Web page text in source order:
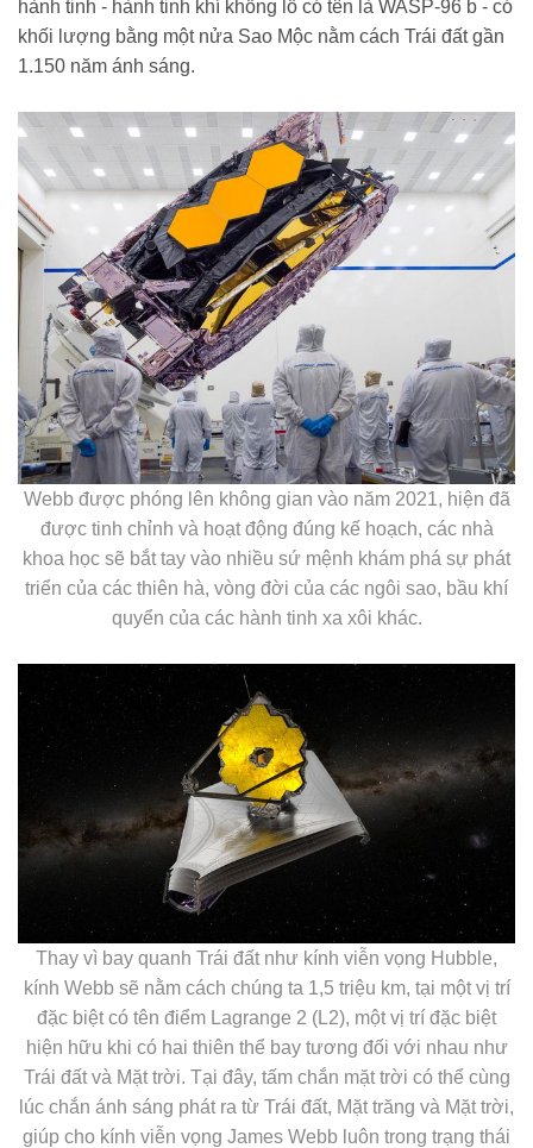
hành tinh - hành tinh khí khổng lồ có tên là WASP-96 b - có
khối lượng bằng một nửa Sao Mộc nằm cách Trái đất gần
1.150 năm ánh sáng.
Webb được phóng lên không gian vào năm 2021, hiện đã
được tinh chỉnh và hoạt động đúng kế hoạch, các nhà
khoa học sẽ bắt tay vào nhiều sứ mệnh khám phá sự phát
triển của các thiên hà, vòng đời của các ngôi sao, bầu khí
quyển của các hành tinh xa xôi khác.
Thay vì bay quanh Trái đất như kính viễn vọng Hubble,
kính Webb sẽ nằm cách chúng ta 1,5 triệu km, tại một vị trí
đặc biệt có tên điểm Lagrange 2 (L2), một vị trí đặc biệt
hiện hữu khi có hai thiên thể bay tương đối với nhau như
Trái đất và Mặt trời. Tại đây, tấm chắn mặt trời có thể cùng
lúc chắn ánh sáng phát ra từ Trái đất, Mặt trăng và Mặt trời,
giúp cho kính viễn vọng James Webb luôn trong trạng thái